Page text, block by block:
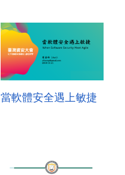
當軟體安全遇上敏捷